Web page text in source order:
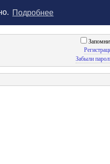
Подробнее
Забыли